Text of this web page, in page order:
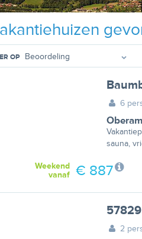
OP
6
sauna,
Weekend
vanaf
€ 887
57829
2